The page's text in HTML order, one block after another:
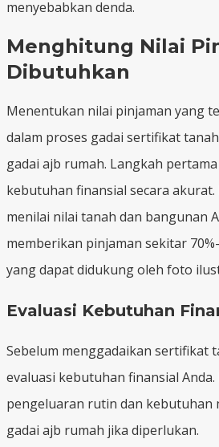
menyebabkan denda.
Menghitung Nilai
Dibutuhkan
Menentukan nilai pinjaman yang
dalam proses gadai sertifikat
gadai ajb rumah. Langkah
kebutuhan finansial secara
menilai nilai tanah dan bangunan
memberikan pinjaman sekitar
yang dapat didukung oleh foto
Evaluasi Kebutuhan
Sebelum menggadaikan sertifikat
evaluasi kebutuhan finansial
pengeluaran rutin dan kebutuhan
gadai ajb rumah jika diperlukan.